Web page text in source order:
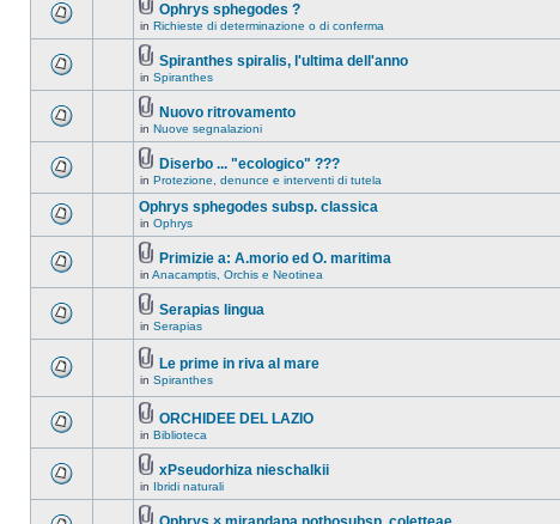
Ophrys sphegodes ?
in Richieste di determinazione o di conferma
Spiranthes spiralis, l'ultima dell'anno
in Spiranthes
Nuovo ritrovamento
in Nuove segnalazioni
Diserbo ... "ecologico" ???
in Protezione, denunce e interventi di tutela
Ophrys sphegodes subsp. classica
in Ophrys
Primizie a: A.morio ed O. maritima
in Anacamptis, Orchis e Neotinea
Serapias lingua
in Serapias
Le prime in riva al mare
in Spiranthes
ORCHIDEE DEL LAZIO
in Biblioteca
xPseudorhiza nieschalkii
in Ibridi naturali